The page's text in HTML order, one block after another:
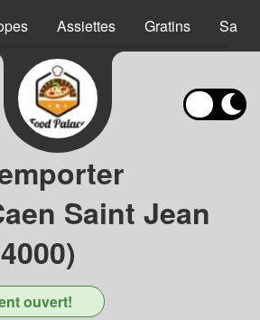
Assiettes Gratins
Saint Jean
ouvert!